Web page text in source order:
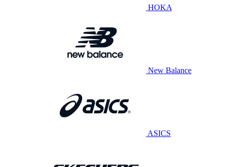
HOKA
New Balance
ASICS